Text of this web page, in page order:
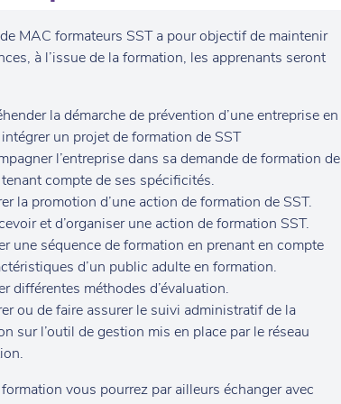
MAC formateurs SST a pour objectif de maintenir
à l’issue de la formation, les apprenants seront
la démarche de prévention d’une entreprise en
intégrer un projet de formation de SST
l’entreprise dans sa demande de formation de
compte de ses spécificités.
la promotion d’une action de formation de SST.
et d’organiser une action de formation SST.
une séquence de formation en prenant en compte
d’un public adulte en formation.
différentes méthodes d’évaluation.
ou de faire assurer le suivi administratif de la
sur l’outil de gestion mis en place par le réseau
vous pourrez par ailleurs échanger avec